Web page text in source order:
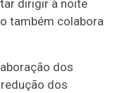
dirigir à noite
também colabora
dos
dos